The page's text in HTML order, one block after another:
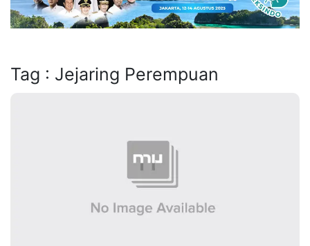
Tag : Jejaring Perempuan